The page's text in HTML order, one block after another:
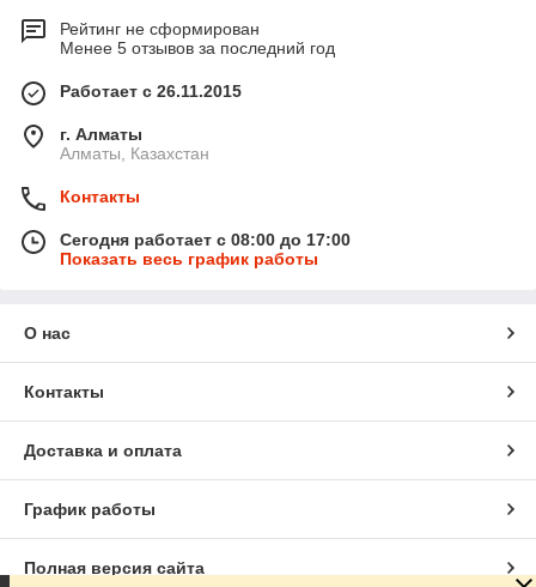
Рейтинг не сформирован
Менее 5 отзывов за последний год
Работает с 26.11.2015
г. Алматы
Алматы, Казахстан
Контакты
Сегодня работает с 08:00 до 17:00
Показать весь график работы
О нас
Контакты
Доставка и оплата
График работы
Полная версия сайта